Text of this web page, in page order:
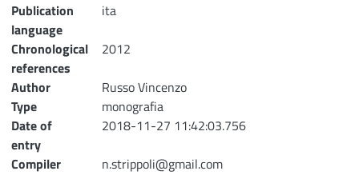
Publication
language
ita
Chronological
references
2012
Author
Russo Vincenzo
Type
monografia
Date of
entry
2018-11-27 11:42:03.756
Compiler
n.strippoli@gmail.com